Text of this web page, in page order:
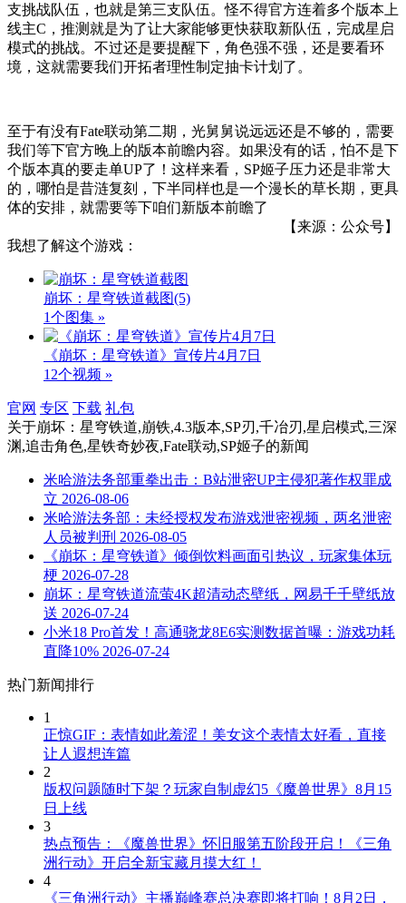
支挑战队伍，也就是第三支队伍。怪不得官方连着多个版本上
线主C，推测就是为了让大家能够更快获取新队伍，完成星启
模式的挑战。不过还是要提醒下，角色强不强，还是要看环
境，这就需要我们开拓者理性制定抽卡计划了。
至于有没有Fate联动第二期，光舅舅说远远还是不够的，需要
我们等下官方晚上的版本前瞻内容。如果没有的话，怕不是下
个版本真的要走单UP了！这样来看，SP姬子压力还是非常大
的，哪怕是昔涟复刻，下半同样也是一个漫长的草长期，更具
体的安排，就需要等下咱们新版本前瞻了
【来源：公众号】
我想了解这个游戏：
崩坏：星穹铁道截图(5)
1个图集 »
《崩坏：星穹铁道》宣传片4月7日
12个视频 »
官网 专区 下载 礼包
关于崩坏：星穹铁道,崩铁,4.3版本,SP刃,千冶刃,星启模式,三深
渊,追击角色,星铁奇妙夜,Fate联动,SP姬子的新闻
米哈游法务部重拳出击：B站泄密UP主侵犯著作权罪成
立 2026-08-06
米哈游法务部：未经授权发布游戏泄密视频，两名泄密
人员被判刑 2026-08-05
《崩坏：星穹铁道》倾倒饮料画面引热议，玩家集体玩
梗 2026-07-28
崩坏：星穹铁道流萤4K超清动态壁纸，网易千千壁纸放
送 2026-07-24
小米18 Pro首发！高通骁龙8E6实测数据首曝：游戏功耗
直降10% 2026-07-24
热门新闻排行
1
正惊GIF：表情如此羞涩！美女这个表情太好看，直接
让人遐想连篇
2
版权问题随时下架？玩家自制虚幻5《魔兽世界》8月15
日上线
3
热点预告：《魔兽世界》怀旧服第五阶段开启！《三角
洲行动》开启全新宝藏月摸大红！
4
《三角洲行动》主播巅峰赛总决赛即将打响！8月2日，